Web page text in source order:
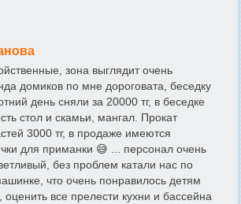
зона выглядит очень
домиков по мне дороговата, беседку
день сняли за 20000 тг, в беседке
стол и скамьи, мангал. Прокат
3000 тг, в продаже имеются
для приманки 😅 ... персонал очень
без проблем катали нас по
что очень понравилось детям
все прелести кухни и бассейна